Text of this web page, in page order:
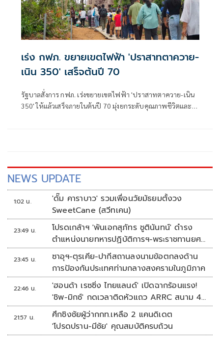
เร่ง กฟภ. ขยายเขตไฟฟ้า 'ปราสาทตาควาย-
เนิน 350' เสร็จต้นปี 70
รัฐบาลสั่งการ กฟภ. เร่งขยายเขตไฟฟ้า 'ปราสาทตาควาย-เนิน
350' ให้แล้วเสร็จภายในต้นปี 70 มุ่งยกระดับคุณภาพชีวิตและ
NEWS UPDATE
1:02 น.
'ดั๊ม คาราบาว' รวมเพื่อนวัยมัธยมตั้งวง
SweetCane (สวีทเคน)
23:49 น.
โปรดเกล้าฯ 'พันเอกสุภัทร ชูตินันทน์' ดำรง
ตำแหน่งนายทหารปฏิบัติการฯ-พระราชทานยศ
'พลตรี'
23:45 น.
ซาอุฯ-ตุรเคีย-ปากีสถานลงนามข้อตกลงด้าน
การป้องกันประเทศท่ามกลางสงครามในภูมิภาค
22:46 น.
'ฮอนด้า เรซซิ่ง ไทยแลนด์' เปิดฉากร้อนแรง!
'ชิพ-มิกซ์' กดเวลาติดหัวแถว ARRC สนาม 4
ที่มัลดาลิกา
21:57 น.
ศึกชิงชัยผู้ว่ากกท.เหลือ 2 แคนดิเดต
'โปรดปราน-มีชัย' คุณสมบัติครบถ้วน